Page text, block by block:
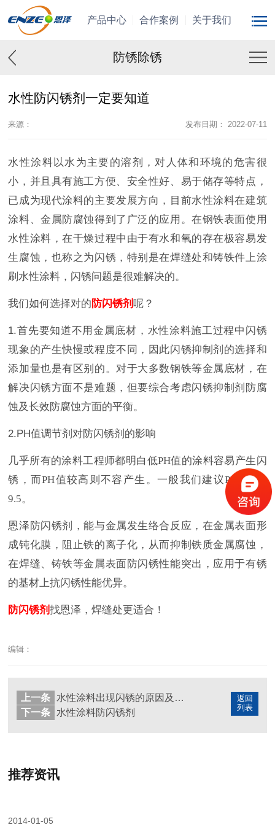
产品中心 合作案例 关于我们
防锈除锈
水性防闪锈剂一定要知道
来源： 发布日期： 2022-07-11
水性涂料以水为主要的溶剂，对人体和环境的危害很
小，并且具有施工方便、安全性好、易于储存等特点，
已成为现代涂料的主要发展方向，目前水性涂料在建筑
涂料、金属防腐蚀得到了广泛的应用。在钢铁表面使用
水性涂料，在干燥过程中由于有水和氧的存在极容易发
生腐蚀，也称之为闪锈，特别是在焊缝处和铸铁件上涂
刷水性涂料，闪锈问题是很难解决的。
我们如何选择对的 防闪锈剂 呢？
1.首先要知道不用金属底材，水性涂料施工过程中闪锈
现象的产生快慢或程度不同，因此闪锈抑制剂的选择和
添加量也是有区别的。对于大多数钢铁等金属底材，在
解决闪锈方面不是难题，但要综合考虑闪锈抑制剂防腐
蚀及长效防腐蚀方面的平衡。
2.PH值调节剂对防闪锈剂的影响
几乎所有的涂料工程师都明白低PH值的涂料容易产生闪
锈，而PH值较高则不容产生。一般我们建议PH值8.5-
9.5。
恩泽防闪锈剂，能与金属发生络合反应，在金属表面形
成钝化膜，阻止铁的离子化，从而抑制铁质金属腐蚀，
在焊缝、铸铁等金属表面防闪锈性能突出，应用于有锈
的基材上抗闪锈性能优异。
防闪锈剂找恩泽，焊缝处更适合！
编辑：
返回
列表
上一条
水性涂料出现闪锈的原因及解决方法
下一条
水性涂料防闪锈剂
推荐资讯
2014-01-05